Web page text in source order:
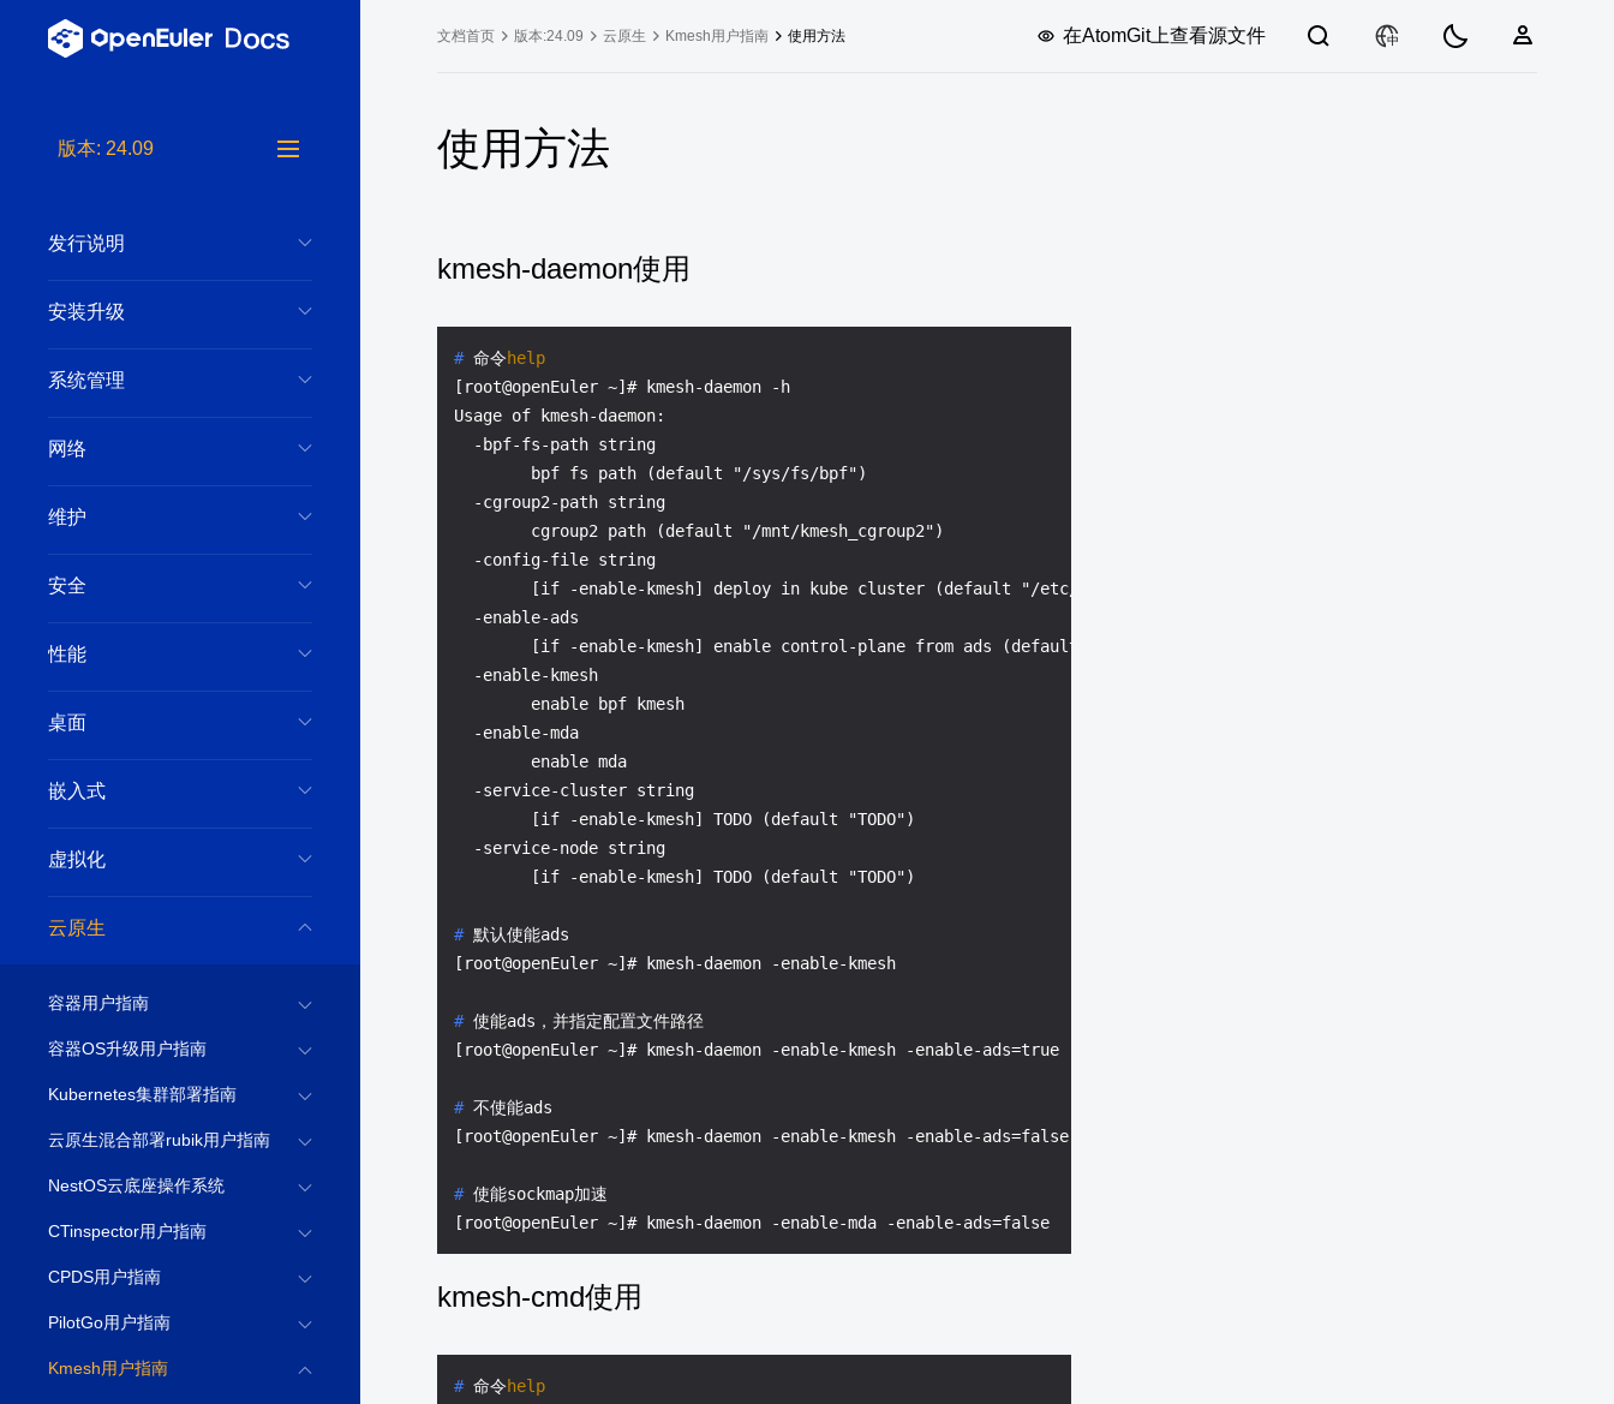
版本: 24.09
发行说明
安装升级
系统管理
网络
维护
安全
性能
桌面
嵌入式
虚拟化
云原生
容器用户指南
容器OS升级用户指南
Kubernetes集群部署指南
云原生混合部署rubik用户指南
NestOS云底座操作系统
CTinspector用户指南
CPDS用户指南
PilotGo用户指南
Kmesh用户指南
文档首页 版本:24.09 云原生 Kmesh用户指南 使用方法 在AtomGit上查看源文件 中
长期支持版本
24.03 LTS SP4
24.03 LTS
使用方法
kmesh-daemon使用
# 命令help
[root@openEuler ~]# kmesh-daemon -h
Usage of kmesh-daemon:
  -bpf-fs-path string
        bpf fs path (default "/sys/fs/bpf")
  -cgroup2-path string
        cgroup2 path (default "/mnt/kmesh_cgroup2")
  -config-file string
        [if -enable-kmesh] deploy in kube cluster (default "/etc/kmesh/kmesh.json")
  -enable-ads
        [if -enable-kmesh] enable control-plane from ads (default true)
  -enable-kmesh
        enable bpf kmesh
  -enable-mda
        enable mda
  -service-cluster string
        [if -enable-kmesh] TODO (default "TODO")
  -service-node string
# 默认使能ads
# 使能ads，并指定配置文件路径
# 不使能ads
# 使能sockmap加速
kmesh-cmd使用
# 命令help